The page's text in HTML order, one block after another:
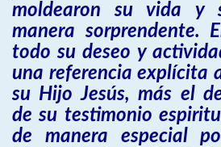
moldearon su vida y
manera sorprendente.
todo su deseo y
una referencia explícita
su Hijo Jesús, más el
de su testimonio
de manera especial